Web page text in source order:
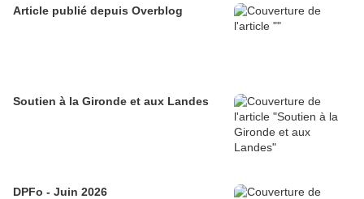
Article publié depuis Overblog
Soutien à la Gironde et aux Landes
DPFo - Juin 2026